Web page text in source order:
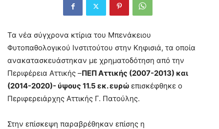
Τα νέα σύγχρονα κτίρια του Μπενάκειου
Φυτοπαθολογικού Ινστιτούτου στην Κηφισιά, τα οποία
ανακατασκευάστηκαν με χρηματοδότηση από την
Περιφέρεια Αττικής –ΠΕΠ Αττικής (2007-2013) και
(2014-2020)- ύψους 11.5 εκ. ευρώ επισκέφθηκε ο
Περιφερειάρχης Αττικής Γ. Πατούλης.
Στην επίσκεψη παραβρέθηκαν επίσης η